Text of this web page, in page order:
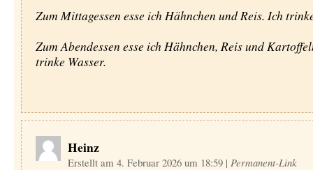
Zum Mittagessen esse ich Hähnchen und Reis. Ich
Zum Abendessen esse ich Hähnchen, Reis und
trinke Wasser.
Heinz
Erstellt am 4. Februar 2026 um 18:59 | Permanent-Link